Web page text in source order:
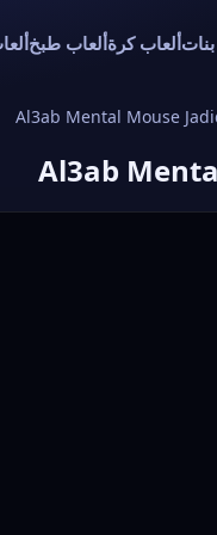
ألعاب كرةألعاب طبخ
Al3ab Mental Mouse
Al3ab